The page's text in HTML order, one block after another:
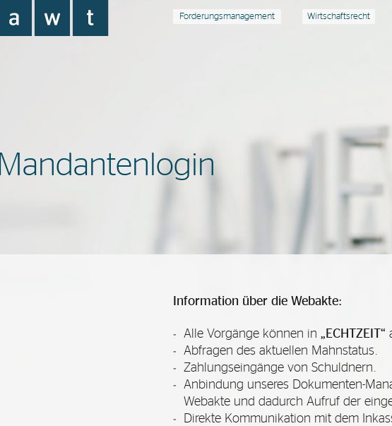
Forderungsmanagement Wirtschaftsrecht
Mandantenlogin
Information über die Webakte:
Alle Vorgänge können in „ECHTZEIT“
Abfragen des aktuellen Mahnstatus.
Zahlungseingänge von Schuldnern.
Anbindung unseres Dokumenten-
Webakte und dadurch Aufruf der
Direkte Kommunikation mit dem